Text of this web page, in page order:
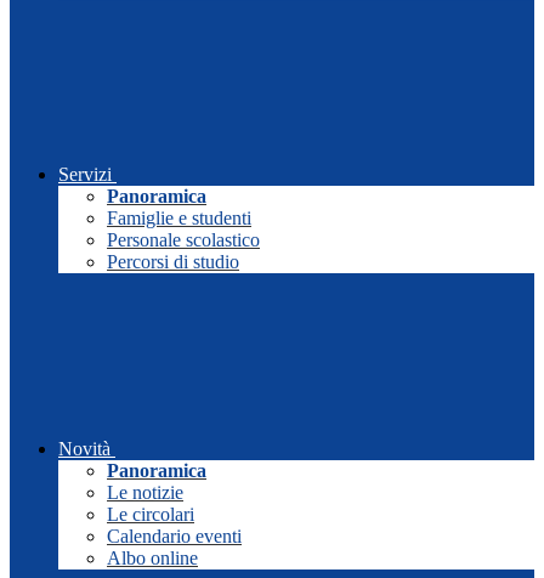
Servizi
Panoramica
Famiglie e studenti
Personale scolastico
Percorsi di studio
Novità
Panoramica
Le notizie
Le circolari
Calendario eventi
Albo online